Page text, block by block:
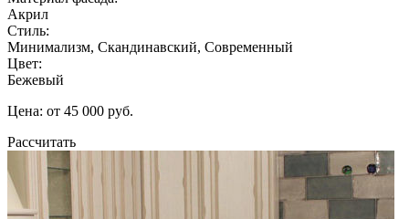
Акрил
Стиль:
Минимализм, Скандинавский, Современный
Цвет:
Бежевый
Цена: от 45 000 руб.
Рассчитать